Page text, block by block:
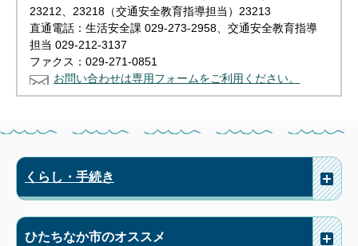
23212、23218（交通安全教育指導担当）23213
直通電話：生活安全課 029-273-2958、交通安全教育指導
担当 029-212-3137
ファクス：029-271-0851
お問い合わせは専用フォームをご利用ください。
くらし・手続き
ひたちなか市のオススメ